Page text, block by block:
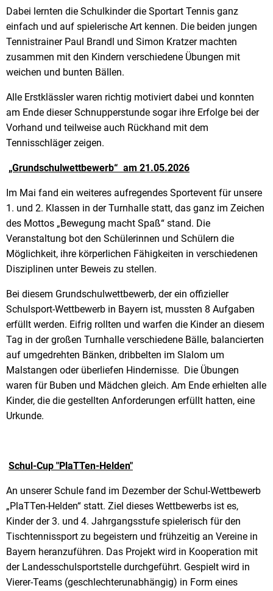
Dabei lernten die Schulkinder die Sportart Tennis ganz
einfach und auf spielerische Art kennen. Die beiden jungen
Tennistrainer Paul Brandl und Simon Kratzer machten
zusammen mit den Kindern verschiedene Übungen mit
weichen und bunten Bällen.
Alle Erstklässler waren richtig motiviert dabei und konnten
am Ende dieser Schnupperstunde sogar ihre Erfolge bei der
Vorhand und teilweise auch Rückhand mit dem
Tennisschläger zeigen.
„Grundschulwettbewerb“ am 21.05.2026
Im Mai fand ein weiteres aufregendes Sportevent für unsere
1. und 2. Klassen in der Turnhalle statt, das ganz im Zeichen
des Mottos „Bewegung macht Spaß“ stand. Die
Veranstaltung bot den Schülerinnen und Schülern die
Möglichkeit, ihre körperlichen Fähigkeiten in verschiedenen
Disziplinen unter Beweis zu stellen.
Bei diesem Grundschulwettbewerb, der ein offizieller
Schulsport-Wettbewerb in Bayern ist, mussten 8 Aufgaben
erfüllt werden. Eifrig rollten und warfen die Kinder an diesem
Tag in der großen Turnhalle verschiedene Bälle, balancierten
auf umgedrehten Bänken, dribbelten im Slalom um
Malstangen oder überliefen Hindernisse. Die Übungen
waren für Buben und Mädchen gleich. Am Ende erhielten alle
Kinder, die die gestellten Anforderungen erfüllt hatten, eine
Urkunde.
Schul-Cup "PlaTTen-Helden"
An unserer Schule fand im Dezember der Schul-Wettbewerb
„PlaTTen-Helden“ statt. Ziel dieses Wettbewerbs ist es,
Kinder der 3. und 4. Jahrgangsstufe spielerisch für den
Tischtennissport zu begeistern und frühzeitig an Vereine in
Bayern heranzuführen. Das Projekt wird in Kooperation mit
der Landesschulsportstelle durchgeführt. Gespielt wird in
Vierer-Teams (geschlechterunabhängig) in Form eines